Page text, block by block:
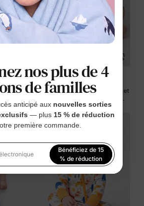
Fille
Manches
+1
Ensemble de 2 barboteuses unies et
garçon/fille, vert
$19.99
nos plus de 4
de familles
anticipé aux nouvelles sorties
— plus 15 % de réduction
première commande.
électronique
Bénéficiez de 15
% de réduction
vous acceptez notrePolitique de